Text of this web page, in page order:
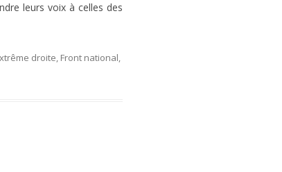
leurs voix à celles des
droite, Front national,